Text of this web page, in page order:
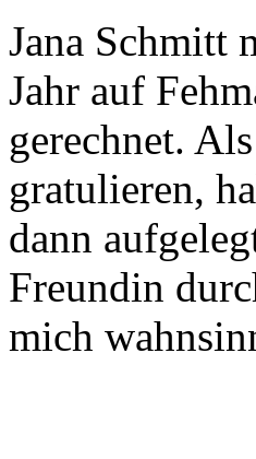
Jana Schmitt
Jahr auf
gerechnet.
gratulieren,
dann
Freundin
mich